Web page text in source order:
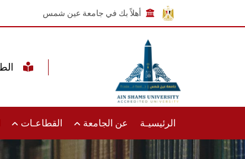
أهلاً بك في جامعة عين شمس
الرئيسيـة عن الجامعة القطاعـات